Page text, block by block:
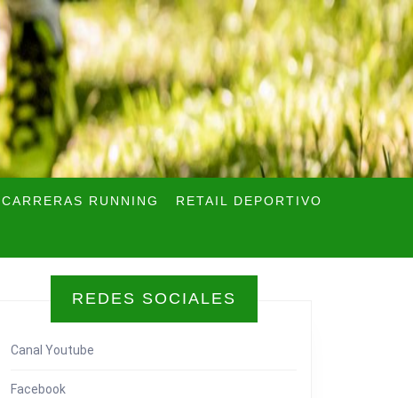
CARRERAS RUNNING RETAIL DEPORTIVO
REDES SOCIALES
Canal Youtube
Facebook